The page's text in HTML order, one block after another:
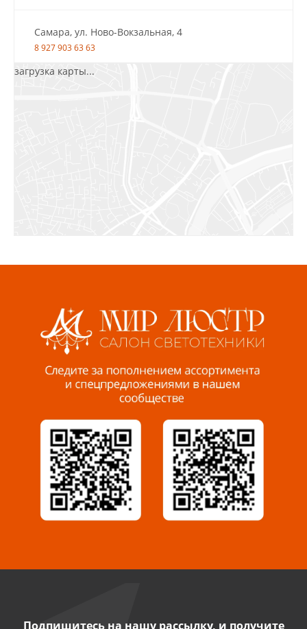
Самара, ул. Ново-Вокзальная, 4
8 927 903 63 63
Пенза, ул. Пролетарская, 61 ТЦ "Стройбери"
Миасс, ул. Романенко, 95
8 922 500 30 39
Сызрань, ул. Декабристов, 1А
8 927 009 54 63
Саратов, ул. Танкистов, 37 (БЦ «Дикомп»)
загрузка карты...
Подпишитесь на нашу рассылку, и получите